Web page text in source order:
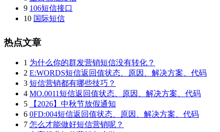
9 106短信接口
10 国际短信
热点文章
1 为什么你的群发营销短信没有转化？
2 E:WORDS短信返回值状态、原因、解决方案、代码
3 短信营销都有哪些技巧？
4 MO.0011短信返回值状态、原因、解决方案、代码
5
【2026】中秋节放假通知
6 0FD:004短信返回值状态、原因、解决方案、代码
7 怎么才能做好短信营销呢？